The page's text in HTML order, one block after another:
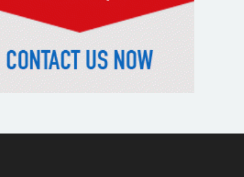
সাভারের রাজপথে রক্তের দাগ,
স্মৃতিতে এখনও ৫ আগস্ট
ভিসাসেবা নিয়ে ভারতীয় হাইকমিশনের